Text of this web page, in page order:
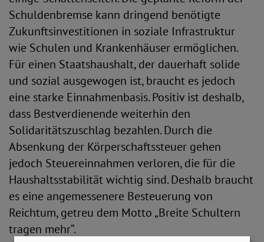
Schuldenbremse kann dringend benötigte
Zukunftsinvestitionen in soziale Infrastruktur
wie Schulen und Krankenhäuser ermöglichen.
Für einen Staatshaushalt, der dauerhaft solide
und sozial ausgewogen ist, braucht es jedoch
eine starke Einnahmenbasis. Positiv ist deshalb,
dass Bestverdienende weiterhin den
Solidaritätszuschlag bezahlen. Durch die
Absenkung der Körperschaftssteuer gehen
jedoch Steuereinnahmen verloren, die für die
Haushaltsstabilität wichtig sind. Deshalb braucht
es eine angemessenere Besteuerung von
Reichtum, getreu dem Motto „Breite Schultern
tragen mehr“.